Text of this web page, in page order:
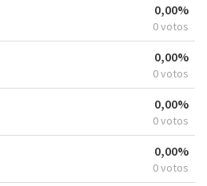
0,00%
0 votos
0,00%
0 votos
0,00%
0 votos
0,00%
0 votos